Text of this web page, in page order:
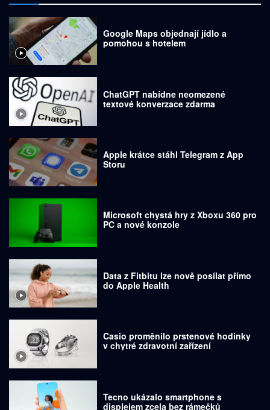
Google Maps objednají jídlo a
pomohou s hotelem
ChatGPT nabídne neomezené
textové konverzace zdarma
Apple krátce stáhl Telegram z App
Storu
Microsoft chystá hry z Xboxu 360 pro
PC a nové konzole
Data z Fitbitu lze nově posílat přímo
do Apple Health
Casio proměnilo prstenové hodinky
v chytré zdravotní zařízení
Tecno ukázalo smartphone s
displejem zcela bez rámečků